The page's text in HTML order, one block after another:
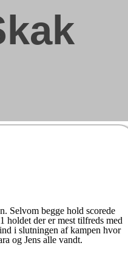
Selvom begge hold scorede
holdet der er mest tilfreds med
i slutningen af kampen hvor
og Jens alle vandt.